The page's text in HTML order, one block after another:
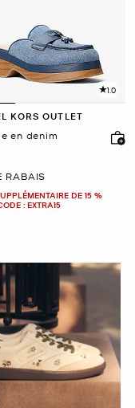
1.0
KORS OUTLET
en denim
RABAIS
DE 15 %
: EXTRA15